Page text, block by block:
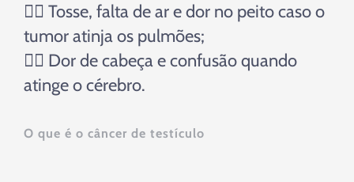
👉🏼 Tosse, falta de ar e dor no peito caso o
tumor atinja os pulmões;
👉🏼 Dor de cabeça e confusão quando
atinge o cérebro.
O que é o câncer de testículo